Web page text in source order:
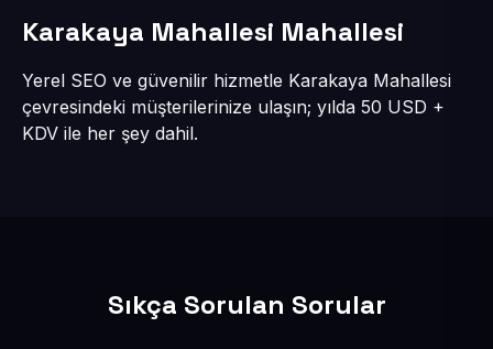
Karakaya Mahallesi Mahallesi
Yerel SEO ve güvenilir hizmetle Karakaya Mahallesi
çevresindeki müşterilerinize ulaşın; yılda 50 USD +
KDV ile her şey dahil.
Sıkça Sorulan Sorular